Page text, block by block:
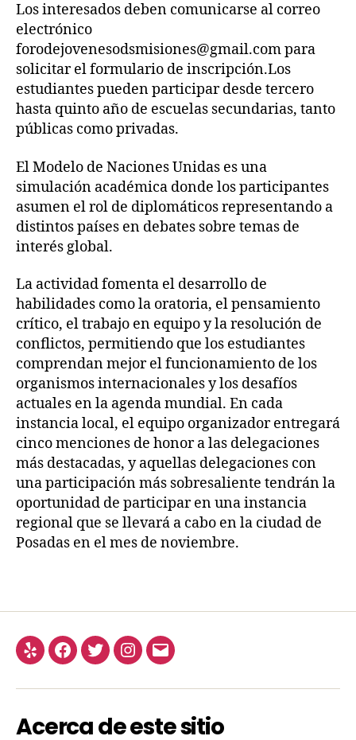
Los interesados deben comunicarse al correo
electrónico
forodejovenesodsmisiones@gmail.com para
solicitar el formulario de inscripción.Los
estudiantes pueden participar desde tercero
hasta quinto año de escuelas secundarias, tanto
públicas como privadas.
El Modelo de Naciones Unidas es una
simulación académica donde los participantes
asumen el rol de diplomáticos representando a
distintos países en debates sobre temas de
interés global.
La actividad fomenta el desarrollo de
habilidades como la oratoria, el pensamiento
crítico, el trabajo en equipo y la resolución de
conflictos, permitiendo que los estudiantes
comprendan mejor el funcionamiento de los
organismos internacionales y los desafíos
actuales en la agenda mundial. En cada
instancia local, el equipo organizador entregará
cinco menciones de honor a las delegaciones
más destacadas, y aquellas delegaciones con
una participación más sobresaliente tendrán la
oportunidad de participar en una instancia
regional que se llevará a cabo en la ciudad de
Posadas en el mes de noviembre.
Acerca de este sitio